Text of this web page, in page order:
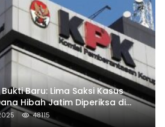
Bukti Baru: Lima Saksi Kasus
Hibah Jatim Diperiksa di
48115